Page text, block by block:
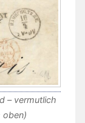
– vermutlich
oben)